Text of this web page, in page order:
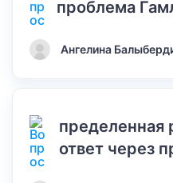
проблема
Ангелина
пределенная
ответ через